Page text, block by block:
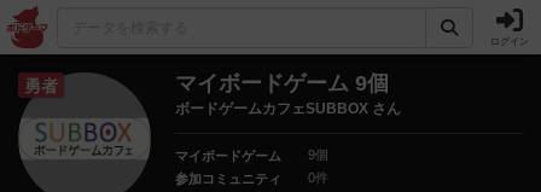
ログイン
勇者 マイボードゲーム 9個
ボードゲームカフェSUBBOX さん
マイボードゲーム
9個
参加コミュニティ
0件